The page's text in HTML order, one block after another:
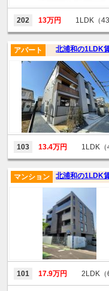
202 13万円 1LDK（
北浦和の1LDK
アパート
103 13.4万円 1LDK（
北浦和の1LDK
マンション
101 17.9万円 2LDK（